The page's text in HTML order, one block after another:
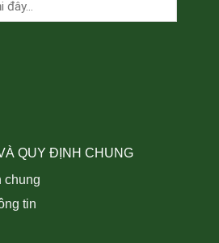
QUY ĐỊNH CHUNG
chung
tin